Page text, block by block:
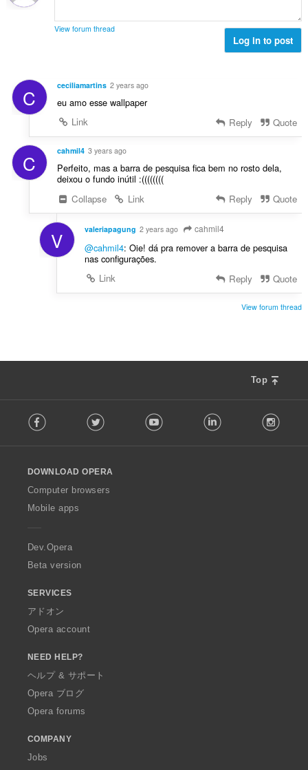
View forum thread
Log in to post
C ceciliamartins 2 years ago
eu amo esse wallpaper
Link
Reply Quote
C cahmil4 3 years ago
Perfeito, mas a barra de pesquisa fica bem no rosto dela,
deixou o fundo inútil :((((((((
Collapse
Link Reply Quote
V valeriapagung 2 years ago cahmil4
@cahmil4: Oie! dá pra remover a barra de pesquisa
nas configurações.
Link
Reply Quote
View forum thread
Top
o
w
O
p
a
Facebook Twitter Youtube LinkedIn
DOWNLOAD OPERA
Computer browsers
Mobile apps
Dev.Opera
Beta version
SERVICES
アドオン
Opera account
NEED HELP?
ヘルプ & サポート
Opera ブログ
Opera forums
COMPANY
Jobs